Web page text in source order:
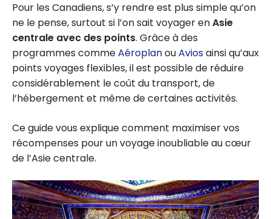
Pour les Canadiens, s’y rendre est plus simple qu’on
ne le pense, surtout si l’on sait voyager enAsie
centrale avec des points. Grâce à des
programmes commeAéroplanouAviosainsi qu’aux
points voyages flexibles, il est possible de réduire
considérablement le coût du transport, de
l’hébergement et même de certaines activités.
Ce guide vous explique comment maximiser vos
récompenses pour un voyage inoubliable au cœur
de l’Asie centrale.